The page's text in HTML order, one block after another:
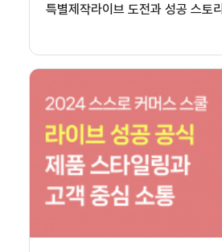
특별제작라이브 도전과 성공 스토리